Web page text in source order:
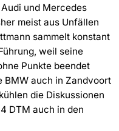
und Mercedes
meist aus Unfällen
sammelt konstant
weil seine
Punkte beendet
BMW auch in Zandvoort
die Diskussionen
DTM auch in den